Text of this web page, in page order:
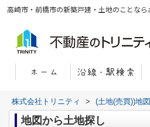
高崎市・前橋市の新築戸建・土地のことな
株式会社トリニティ > (土地(売買))地
地図から土地探し